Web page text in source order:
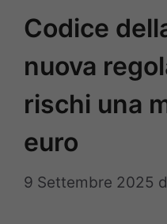
Codice
nuova
rischi una
euro
9 Settembre 2025